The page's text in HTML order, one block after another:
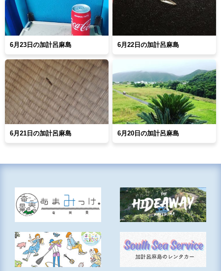
6月23日の加計呂麻島 6月22日の加計呂麻島
6月21日の加計呂麻島 6月20日の加計呂麻島